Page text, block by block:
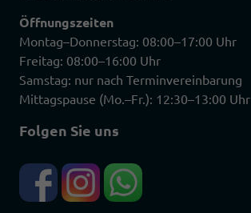
Öffnungszeiten
Montag–Donnerstag: 08:00–17:00 Uhr
Freitag: 08:00–16:00 Uhr
Samstag: nur nach Terminvereinbarung
Mittagspause (Mo.–Fr.): 12:30–13:00 Uhr
Folgen Sie uns